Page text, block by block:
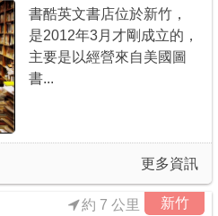
書酷英文書店位於新竹，
是2012年3月才剛成立的，
主要是以經營來自美國圖
書...
更多資訊
新竹
約 7 公里